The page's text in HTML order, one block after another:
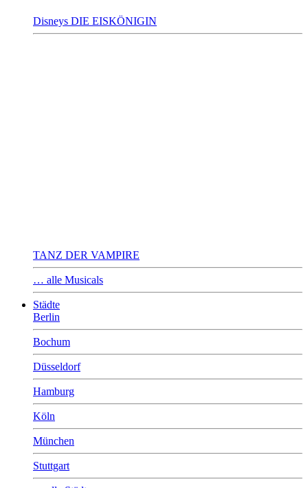
Disneys DIE EISKÖNIGIN
TANZ DER VAMPIRE
… alle Musicals
Städte
Berlin
Bochum
Düsseldorf
Hamburg
Köln
München
Stuttgart